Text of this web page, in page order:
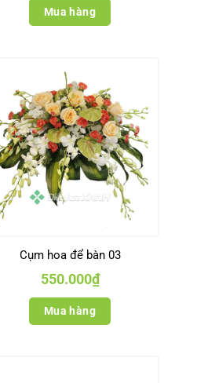
Mua hàng
Cụm hoa để bàn 03
550.000₫
Mua hàng